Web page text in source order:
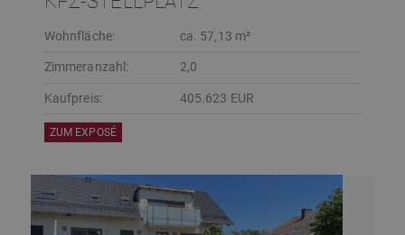
Wohnfläche: ca. 57,13 m²
Zimmeranzahl: 2,0
Kaufpreis: 405.623 EUR
ZUM EXPOSÉ